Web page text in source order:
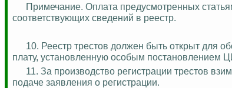
Примечание. Оплата предусмотренных
соответствующих сведений в реестр.
10. Реестр трестов должен быть открыт для
плату, установленную особым
11. За производство регистрации трестов
подаче заявления о регистрации.